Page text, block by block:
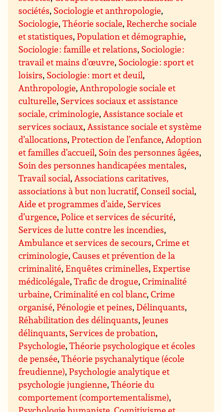
sociétés, Sociologie et anthropologie,
Sociologie,Théorie sociale,Recherche sociale
et statistiques,Population et démographie,
Sociologie : famille et relations, Sociologie :
travail et mains d’œuvre, Sociologie : sport et
loisirs, Sociologie : mort et deuil,
Anthropologie,Anthropologie sociale et
culturelle, Services sociaux et assistance
sociale, criminologie,Assistance sociale et
services sociaux,Assistance sociale et système
d’allocations,Protection de l’enfance,Adoption
et familles d’accueil, Soin des personnes âgées,
Soin des personnes handicapées mentales,
Travail social,Associations caritatives,
associations à but non lucratif,Conseil social,
Aide et programmes d’aide, Services
d’urgence,Police et services de sécurité,
Services de lutte contre les incendies,
Ambulance et services de secours,Crime et
criminologie,Causes et prévention de la
criminalité,Enquêtes criminelles,Expertise
médicolégale,Trafic de drogue,Criminalité
urbaine,Criminalité en col blanc,Crime
organisé,Pénologie et peines,Délinquants,
Réhabilitation des délinquants,Jeunes
délinquants, Services de probation,
Psychologie,Théorie psychologique et écoles
de pensée,Théorie psychanalytique (école
freudienne),Psychologie analytique et
psychologie jungienne,Théorie du
comportement (comportementalisme),